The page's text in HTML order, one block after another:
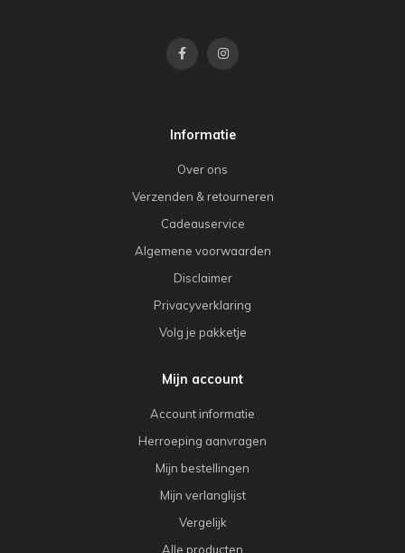
Informatie
Over ons
Verzenden & retourneren
Cadeauservice
Algemene voorwaarden
Disclaimer
Privacyverklaring
Volg je pakketje
Mijn account
Account informatie
Herroeping aanvragen
Mijn bestellingen
Mijn verlanglijst
Vergelijk
Alle producten